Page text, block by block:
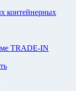
контейнерных
TRADE-IN